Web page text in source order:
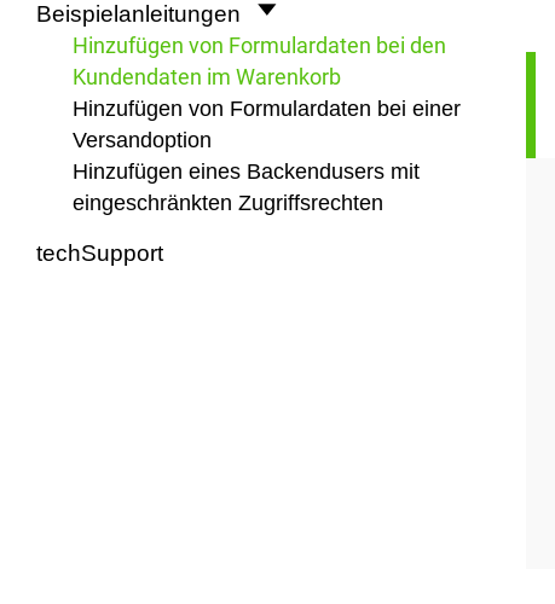
Beispielanleitungen
Hinzufügen von Formulardaten bei den
Kundendaten im Warenkorb
Hinzufügen von Formulardaten bei einer
Versandoption
Hinzufügen eines Backendusers mit
eingeschränkten Zugriffsrechten
techSupport